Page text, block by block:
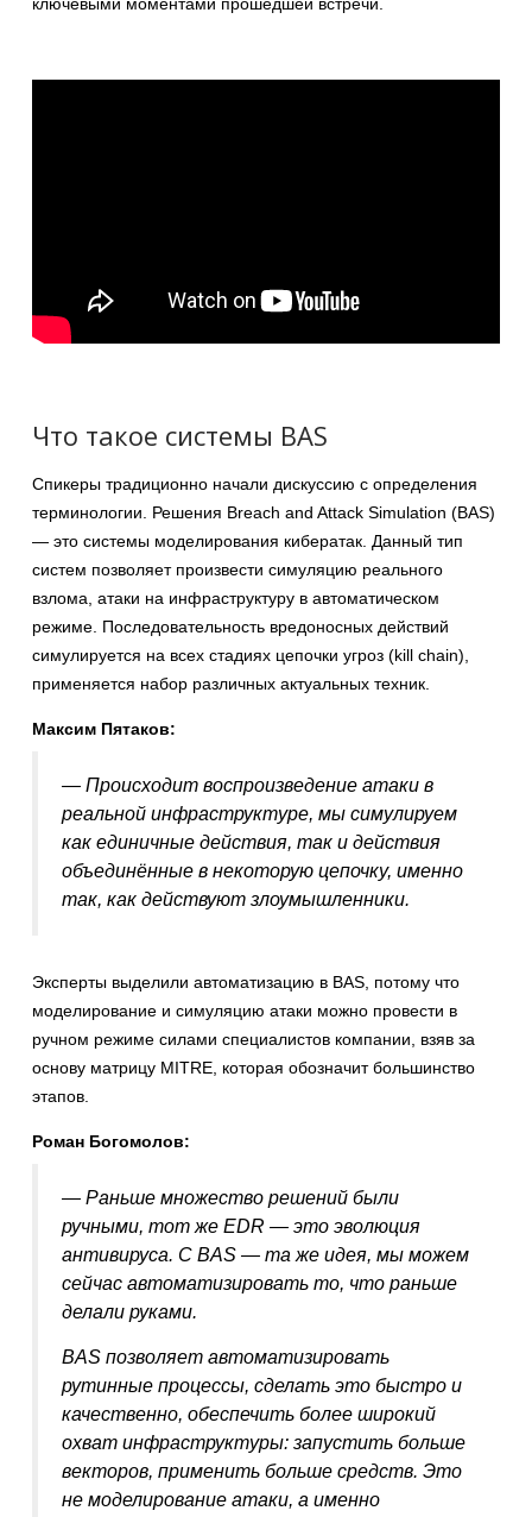
ключевыми моментами прошедшей встречи.
Что такое системы BAS
Спикеры традиционно начали дискуссию с определения
терминологии. Решения Breach and Attack Simulation (BAS)
— это системы моделирования кибератак. Данный тип
систем позволяет произвести симуляцию реального
взлома, атаки на инфраструктуру в автоматическом
режиме. Последовательность вредоносных действий
симулируется на всех стадиях цепочки угроз (kill chain),
применяется набор различных актуальных техник.
Максим Пятаков:
— Происходит воспроизведение атаки в
реальной инфраструктуре, мы симулируем
как единичные действия, так и действия
объединённые в некоторую цепочку, именно
так, как действуют злоумышленники.
Эксперты выделили автоматизацию в BAS, потому что
моделирование и симуляцию атаки можно провести в
ручном режиме силами специалистов компании, взяв за
основу матрицу MITRE, которая обозначит большинство
этапов.
Роман Богомолов:
— Раньше множество решений были
ручными, тот же EDR — это эволюция
антивируса. C BAS — та же идея, мы можем
сейчас автоматизировать то, что раньше
делали руками.
BAS позволяет автоматизировать
рутинные процессы, сделать это быстро и
качественно, обеспечить более широкий
охват инфраструктуры: запустить больше
векторов, применить больше средств. Это
не моделирование атаки, а именно